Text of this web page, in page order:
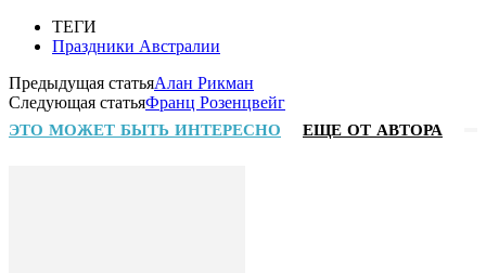
ТЕГИ
Праздники Австралии
Предыдущая статьяАлан Рикман
Следующая статьяФранц Розенцвейг
ЭТО МОЖЕТ БЫТЬ ИНТЕРЕСНО ЕЩЕ ОТ АВТОРА